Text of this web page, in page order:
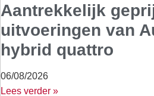
Aantrekkelijk
uitvoeringen van
hybrid quattro
06/08/2026
Lees verder »